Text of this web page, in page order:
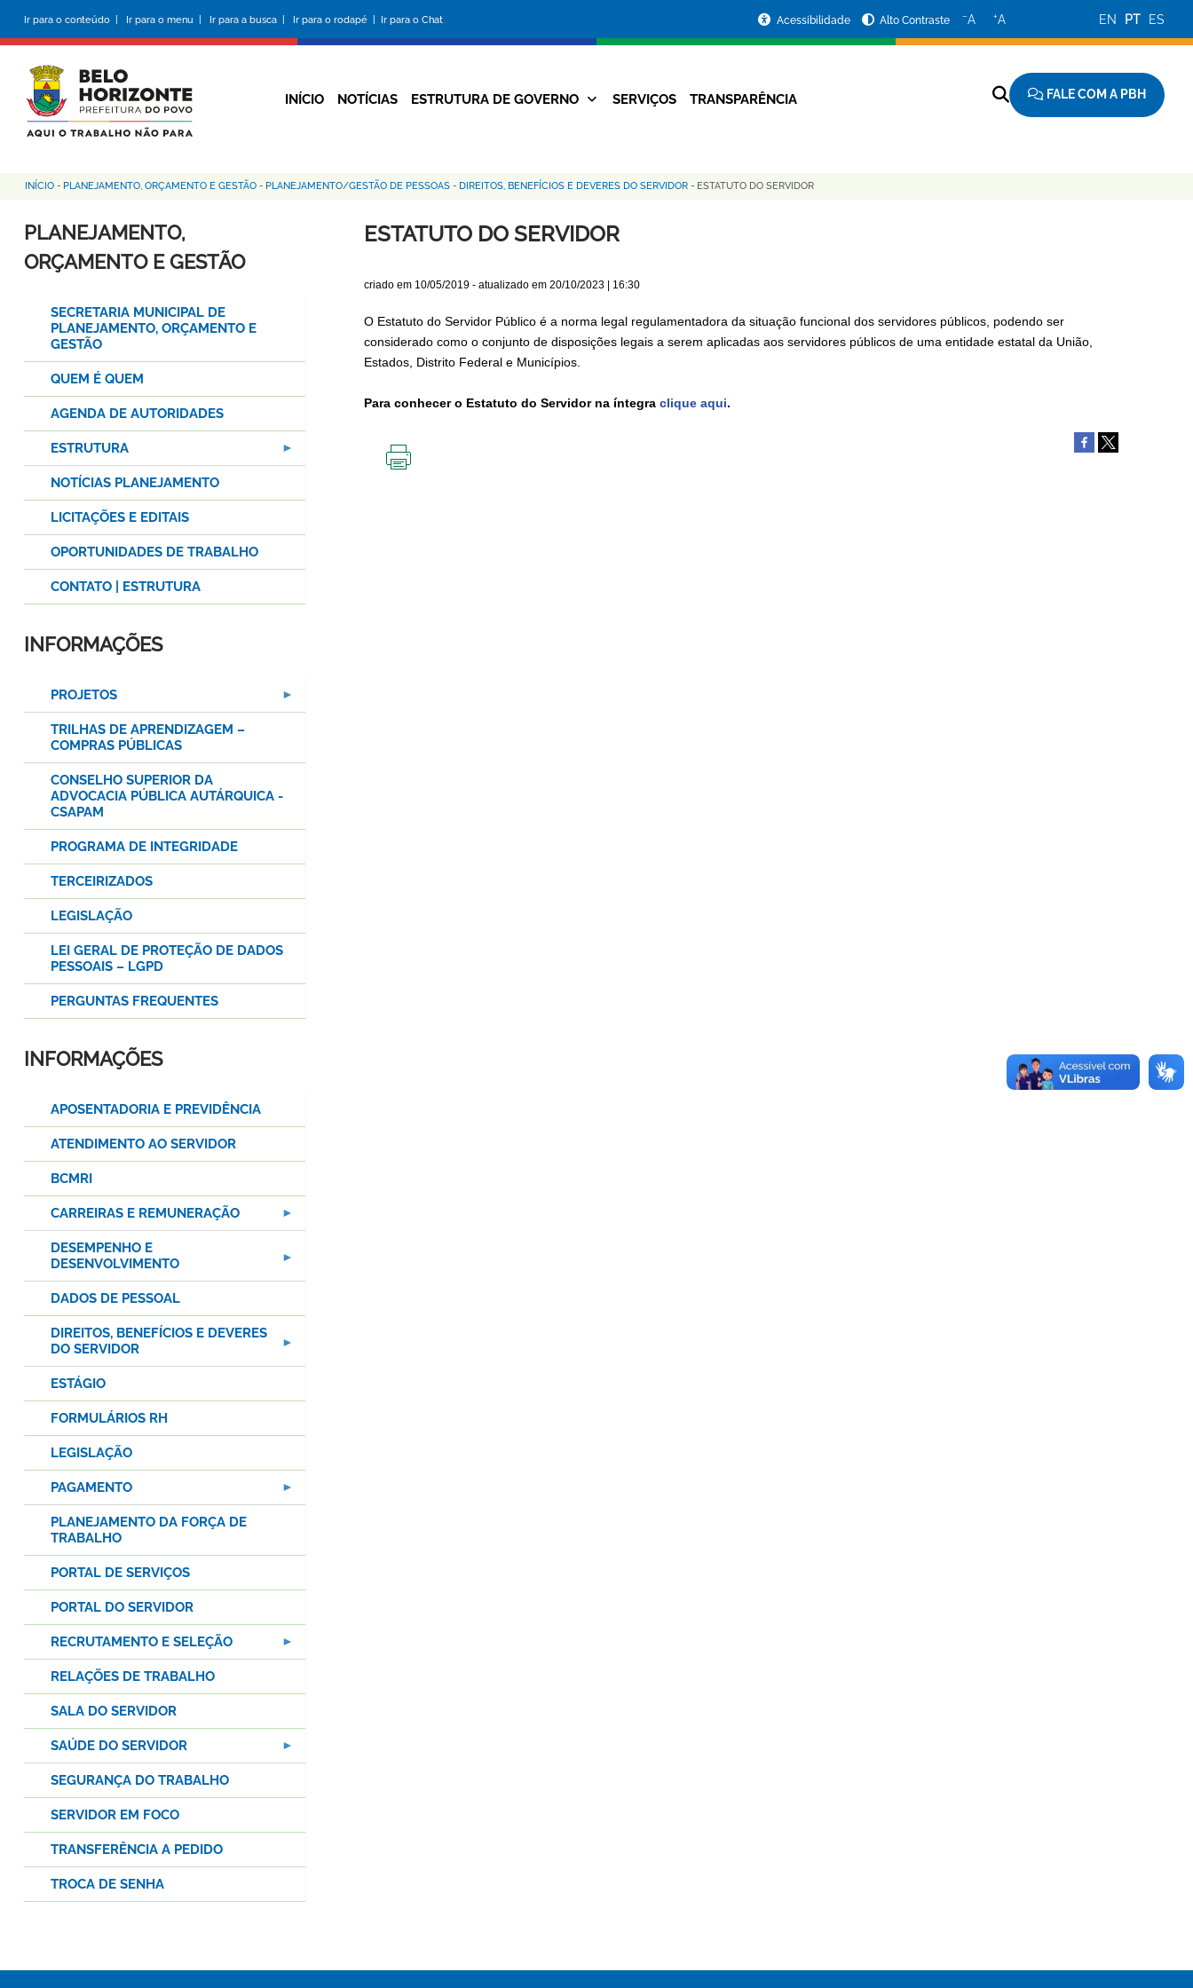
conteúdo
principal
Ir para o conteúdo | Ir para o menu | Ir para a busca | Ir para o rodapé | Ir para o Chat
da
Prefeitura
Acessibilidade Alto Contraste −A +A EN PT ES
Navegação
INÍCIO NOTÍCIAS ESTRUTURA DE GOVERNO SERVIÇOS TRANSPARÊNCIA FALE COM A PBH
Trilha
de
navegação
INÍCIO - PLANEJAMENTO, ORÇAMENTO E GESTÃO - PLANEJAMENTO/GESTÃO DE PESSOAS - DIREITOS, BENEFÍCIOS E DEVERES DO SERVIDOR - ESTATUTO DO SERVIDOR
ESTATUTO DO SERVIDOR
criado em 10/05/2019- atualizado em 20/10/2023 | 16:30
O Estatuto do Servidor Público é a norma legal regulamentadora da situação funcional dos servidores públicos, podendo ser
considerado como o conjunto de disposições legais a serem aplicadas aos servidores públicos de uma entidade estatal da União,
Estados, Distrito Federal e Municípios.
Para conhecer o Estatuto do Servidor na íntegra clique aqui.
PLANEJAMENTO,
ORÇAMENTO E GESTÃO
SECRETARIA MUNICIPAL DE
PLANEJAMENTO, ORÇAMENTO E
GESTÃO
QUEM É QUEM
AGENDA DE AUTORIDADES
ESTRUTURA
NOTÍCIAS PLANEJAMENTO
LICITAÇÕES E EDITAIS
OPORTUNIDADES DE TRABALHO
CONTATO | ESTRUTURA
INFORMAÇÕES
PROJETOS
TRILHAS DE APRENDIZAGEM –
COMPRAS PÚBLICAS
CONSELHO SUPERIOR DA
ADVOCACIA PÚBLICA AUTÁRQUICA -
CSAPAM
PROGRAMA DE INTEGRIDADE
TERCEIRIZADOS
LEGISLAÇÃO
LEI GERAL DE PROTEÇÃO DE DADOS
PESSOAIS – LGPD
PERGUNTAS FREQUENTES
INFORMAÇÕES
APOSENTADORIA E PREVIDÊNCIA
ATENDIMENTO AO SERVIDOR
BCMRI
CARREIRAS E REMUNERAÇÃO
DESEMPENHO E
DESENVOLVIMENTO
DADOS DE PESSOAL
DIREITOS, BENEFÍCIOS E DEVERES
DO SERVIDOR
ESTÁGIO
FORMULÁRIOS RH
LEGISLAÇÃO
PAGAMENTO
PLANEJAMENTO DA FORÇA DE
TRABALHO
PORTAL DE SERVIÇOS
PORTAL DO SERVIDOR
RECRUTAMENTO E SELEÇÃO
RELAÇÕES DE TRABALHO
SALA DO SERVIDOR
SAÚDE DO SERVIDOR
SEGURANÇA DO TRABALHO
SERVIDOR EM FOCO
TRANSFERÊNCIA A PEDIDO
TROCA DE SENHA